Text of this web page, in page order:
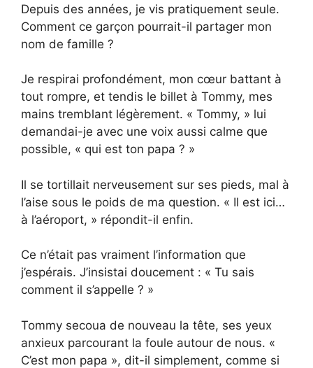
Depuis des années, je vis pratiquement seule.
Comment ce garçon pourrait-il partager mon
nom de famille ?
Je respirai profondément, mon cœur battant à
tout rompre, et tendis le billet à Tommy, mes
mains tremblant légèrement. « Tommy, » lui
demandai-je avec une voix aussi calme que
possible, « qui est ton papa ? »
Il se tortillait nerveusement sur ses pieds, mal à
l’aise sous le poids de ma question. « Il est ici…
à l’aéroport, » répondit-il enfin.
Ce n’était pas vraiment l’information que
j’espérais. J’insistai doucement : « Tu sais
comment il s’appelle ? »
Tommy secoua de nouveau la tête, ses yeux
anxieux parcourant la foule autour de nous. «
C’est mon papa », dit-il simplement, comme si